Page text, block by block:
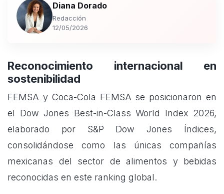
Diana Dorado
Redacción
12/05/2026
Reconocimiento internacional en
sostenibilidad
FEMSA y Coca-Cola FEMSA se posicionaron en
el Dow Jones Best-in-Class World Index 2026,
elaborado por S&P Dow Jones Índices,
consolidándose como las únicas compañías
mexicanas del sector de alimentos y bebidas
reconocidas en este ranking global.